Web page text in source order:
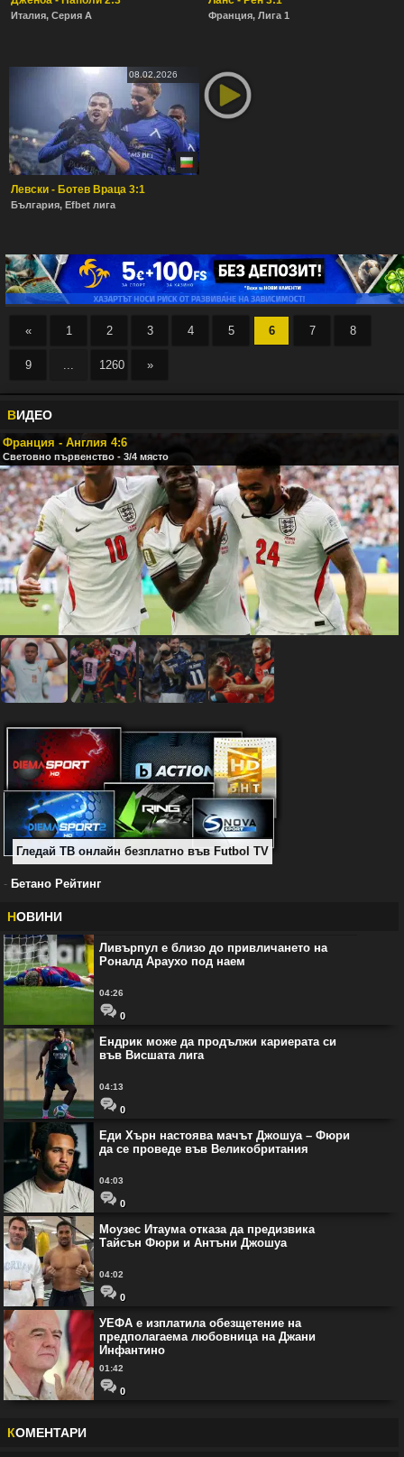
Италия, Серия А Франция, Лига 1
08.02.2026
Левски - Ботев Враца 3:1
България, Efbet лига
« 1 2 3 4 5 6 7 8
9 1260 »
ВИДЕО
Франция - Англия 4:6
Световно първенство - 3/4 място
Гледай ТВ онлайн безплатно във Futbol TV
- Бетано Рейтинг
НОВИНИ
Ливърпул е близо до привличането на
Роналд Араухо под наем
04:26
0
Ендрик може да продължи кариерата си
във Висшата лига
04:13
0
Еди Хърн настоява мачът Джошуа – Фюри
да се проведе във Великобритания
04:03
0
Моузес Итаума отказа да предизвика
Тайсън Фюри и Антъни Джошуа
04:02
0
УЕФА е изплатила обезщетение на
предполагаема любовница на Джани
Инфантино
01:42
0
КОМЕНТАРИ